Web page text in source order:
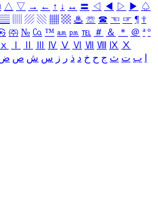
△ ▽ → ← ↑ ↓ ↔ 〓 ◁ ◀ ▷ ▶ ♤
▤ ▨ ▧ ▦ ▩ ♨ ☏ ☎ ☜ ☞ ¶ †
㈜ № ㏇ ™ ㏂ ㏘ ℡ ＃ ＆ ＊ ＠ ª º
ⅹ Ⅳ Ⅴ Ⅵ Ⅶ Ⅷ Ⅸ Ⅹ
ب ت ث ج ح خ د ذ ر ز س ش ص